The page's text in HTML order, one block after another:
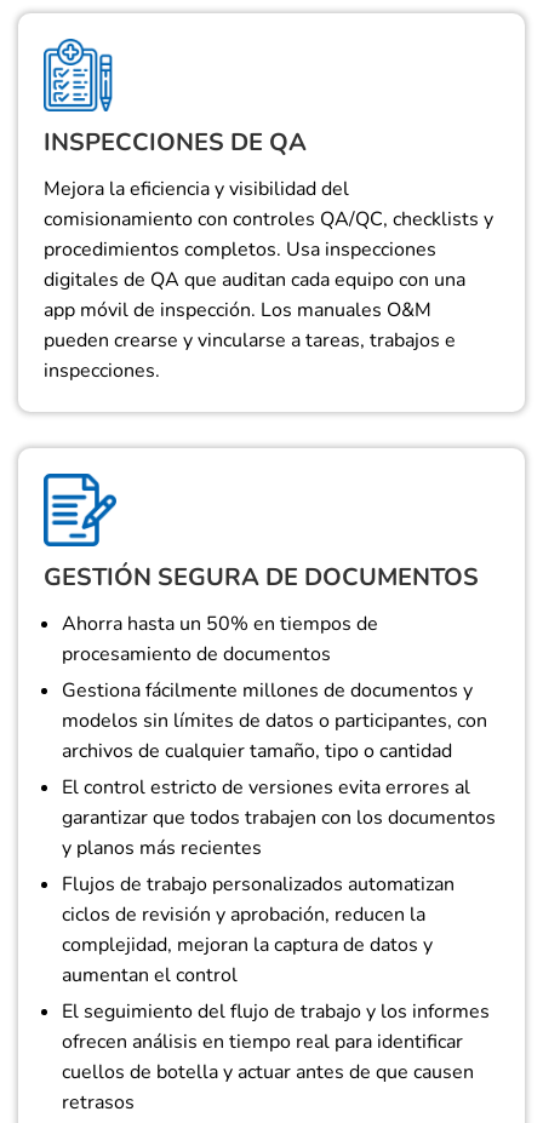
INSPECCIONES DE QA
Mejora la eficiencia y visibilidad del
comisionamiento con controles QA/QC, checklists y
procedimientos completos. Usa inspecciones
digitales de QA que auditan cada equipo con una
app móvil de inspección. Los manuales O&M
pueden crearse y vincularse a tareas, trabajos e
inspecciones.
GESTIÓN SEGURA DE DOCUMENTOS
Ahorra hasta un 50% en tiempos de
procesamiento de documentos
Gestiona fácilmente millones de documentos y
modelos sin límites de datos o participantes, con
archivos de cualquier tamaño, tipo o cantidad
El control estricto de versiones evita errores al
garantizar que todos trabajen con los documentos
y planos más recientes
Flujos de trabajo personalizados automatizan
ciclos de revisión y aprobación, reducen la
complejidad, mejoran la captura de datos y
aumentan el control
El seguimiento del flujo de trabajo y los informes
ofrecen análisis en tiempo real para identificar
cuellos de botella y actuar antes de que causen
retrasos